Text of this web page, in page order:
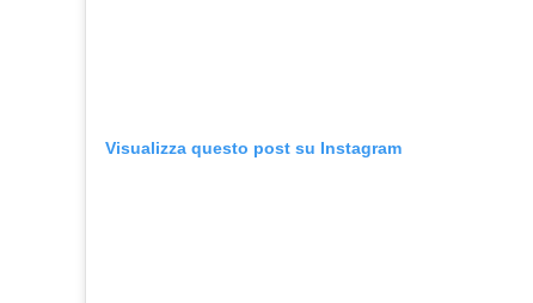
Visualizza questo post su Instagram